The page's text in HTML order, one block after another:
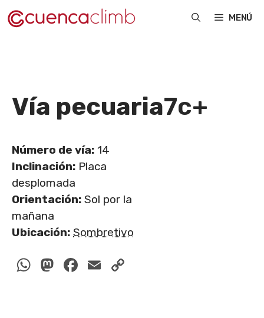
Saltar
al
MENÚ
Vía pecuaria7c+
Número de vía: 14
Inclinación: Placa
desplomada
Orientación: Sol por la
mañana
Ubicación: Sombretivo
WhatsApp
Mastodon
Facebook
Email